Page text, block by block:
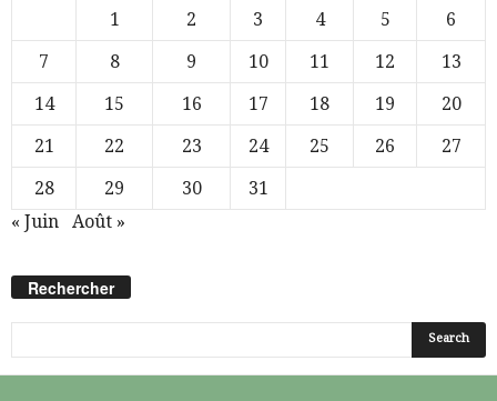
1 2 3 4 5
6
7
8 9 10 11 12
13
14
15 16 17 18 19
20
21
22 23 24 25 26
27
28
29 30
31
« Juin
Août »
Rechercher